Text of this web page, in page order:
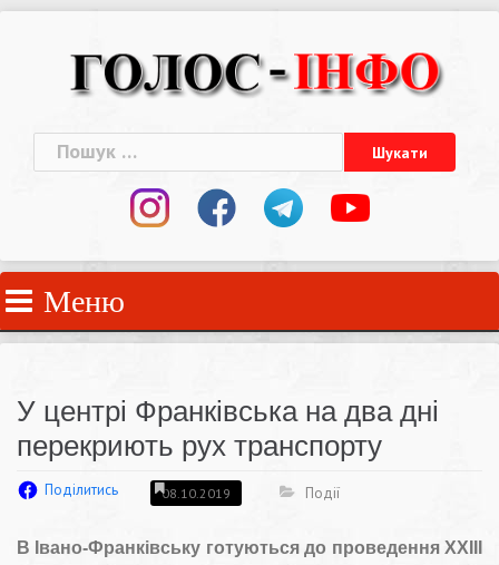
Пошук:
Меню
У центрі Франківська на два дні
перекриють рух транспорту
Поділитись 08.10.2019 Події
В Івано-Франківську готуються до проведення XХІІІ